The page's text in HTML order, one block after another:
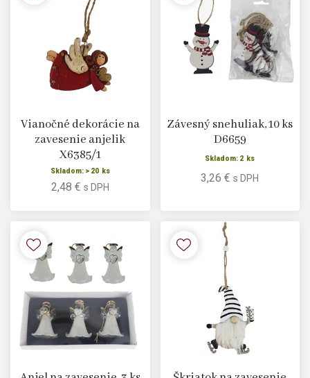
Vianočné dekorácie na
zavesenie anjelik
X6385/1
Skladom: > 20 ks
2,48 € s DPH
Závesný snehuliak, 10 ks
D6659
Skladom: 2 ks
3,26 €s DPH